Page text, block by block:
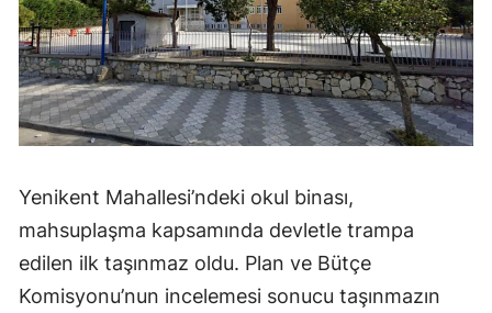
Yenikent Mahallesi’ndeki okul binası,
mahsuplaşma kapsamında devletle trampa
edilen ilk taşınmaz oldu. Plan ve Bütçe
Komisyonu’nun incelemesi sonucu taşınmazın